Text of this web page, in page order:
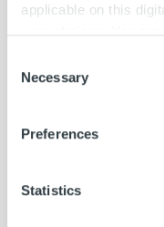
applicable on this
your choices. You
the Privacy trigger icon.
Find out more about
and set your
We use cookies to
provide social media
Selection
Necessary
Preferences
Statistics
Osoitteiden
Uudistuksen
toimeksiannoille
Puhelinperinnän
perintätiimien
huomiota mm.